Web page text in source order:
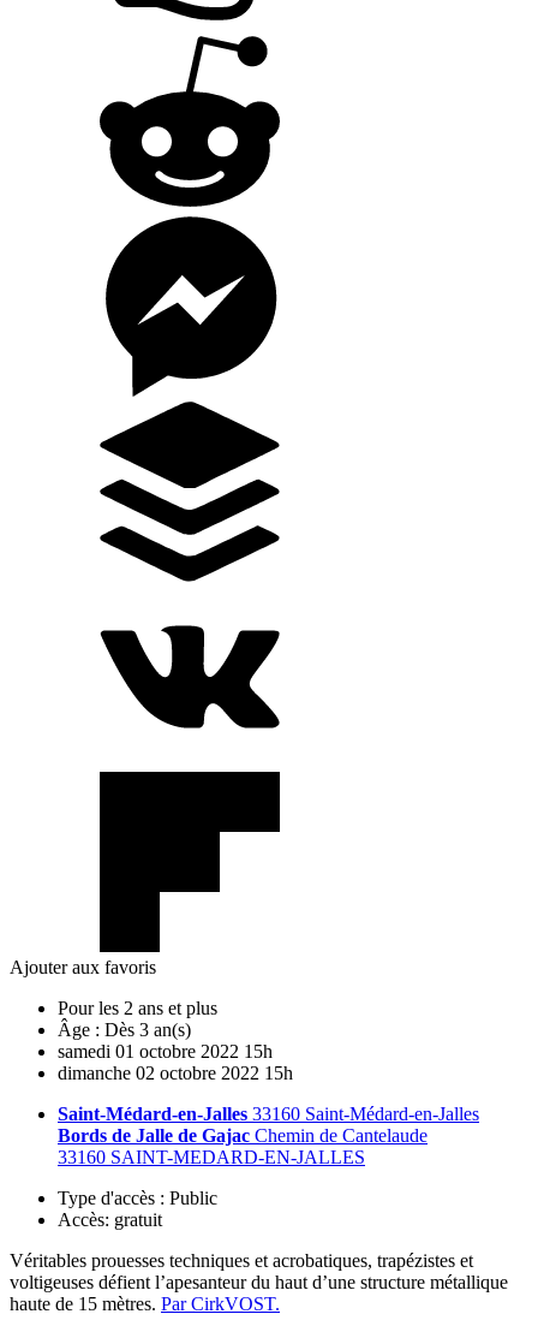
Ajouter aux favoris
Pour les 2 ans et plus
Âge : Dès 3 an(s)
samedi 01 octobre 2022 15h
dimanche 02 octobre 2022 15h
Saint-Médard-en-Jalles 33160 Saint-Médard-en-Jalles
Bords de Jalle de Gajac Chemin de Cantelaude
33160 SAINT-MEDARD-EN-JALLES
Type d'accès : Public
Accès: gratuit
Véritables prouesses techniques et acrobatiques, trapézistes et
voltigeuses défient l’apesanteur du haut d’une structure métallique
haute de 15 mètres. Par CirkVOST.